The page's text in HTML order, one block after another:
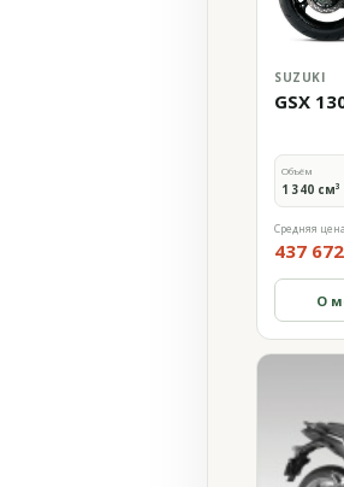
SUZUKI
GSX
Объём
1 340 см³
Средняя
437
О